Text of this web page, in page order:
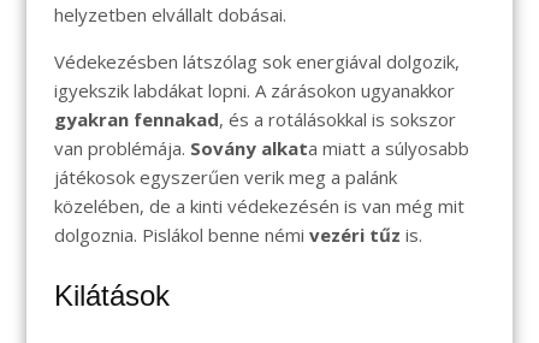
helyzetben elvállalt dobásai.
Védekezésben látszólag sok energiával dolgozik,
igyekszik labdákat lopni. A zárásokon ugyanakkor
gyakran fennakad, és a rotálásokkal is sokszor
van problémája. Sovány alkata miatt a súlyosabb
játékosok egyszerűen verik meg a palánk
közelében, de a kinti védekezésén is van még mit
dolgoznia. Pislákol benne némi vezéri tűz is.
Kilátások